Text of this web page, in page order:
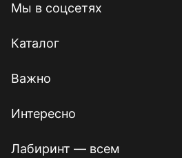
Мы в соцсетях
Каталог
Важно
Интересно
Лабиринт — всем